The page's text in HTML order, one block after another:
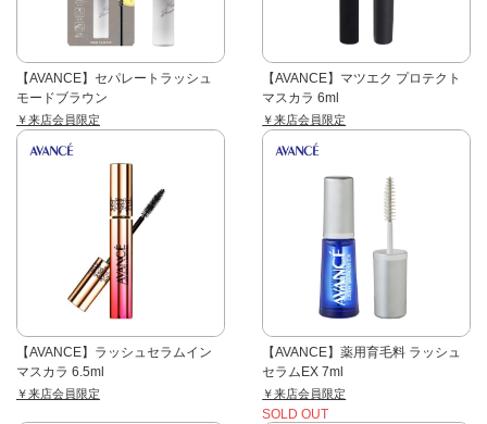
【AVANCE】セパレートラッシュ
モードブラウン
￥来店会員限定
【AVANCE】マツエク プロテクト
マスカラ 6ml
￥来店会員限定
【AVANCE】ラッシュセラムイン
マスカラ 6.5ml
￥来店会員限定
【AVANCE】薬用育毛料 ラッシュ
セラムEX 7ml
￥来店会員限定
SOLD OUT